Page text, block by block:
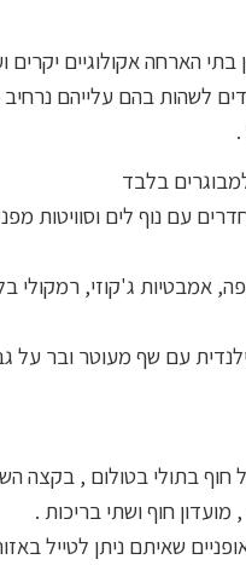
בתי הארחה אקולוגיים
לשהות בהם עלייהם
בלבד
עם נוף לים וסוויטות
אמבטיות ג'קוזי, רמקולי
עם שף מעוטר ובר על
בתולי בטולום , בקצה
שאיתם ניתן לטייל